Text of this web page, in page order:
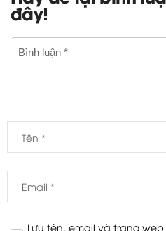
đây!
Lưu tên, email và trang